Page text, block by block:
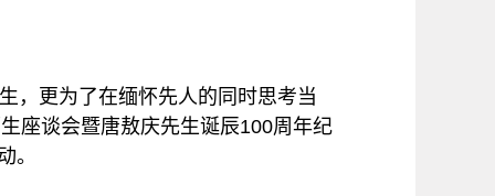
，更为了在缅怀先人的同时思考当
座谈会暨唐敖庆先生诞辰100周年纪
。